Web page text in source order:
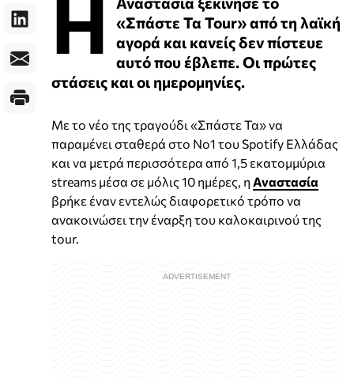
Η
«Σπάστε Τα Tour» από τη λαϊκή
αγορά και κανείς δεν πίστευε
αυτό που έβλεπε. Οι πρώτες
στάσεις και οι ημερομηνίες.
Με το νέο της τραγούδι «Σπάστε Τα» να
παραμένει σταθερά στο Νο1 του Spotify Ελλάδας
και να μετρά περισσότερα από 1,5 εκατομμύρια
streams μέσα σε μόλις 10 ημέρες, η Αναστασία
βρήκε έναν εντελώς διαφορετικό τρόπο να
ανακοινώσει την έναρξη του καλοκαιρινού της
tour.